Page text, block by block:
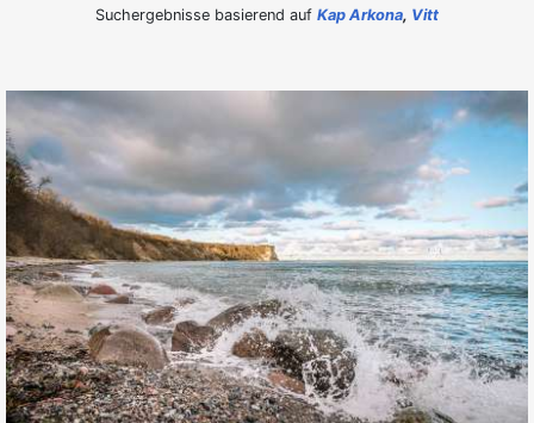
Suchergebnisse basierend auf Kap Arkona, Vitt